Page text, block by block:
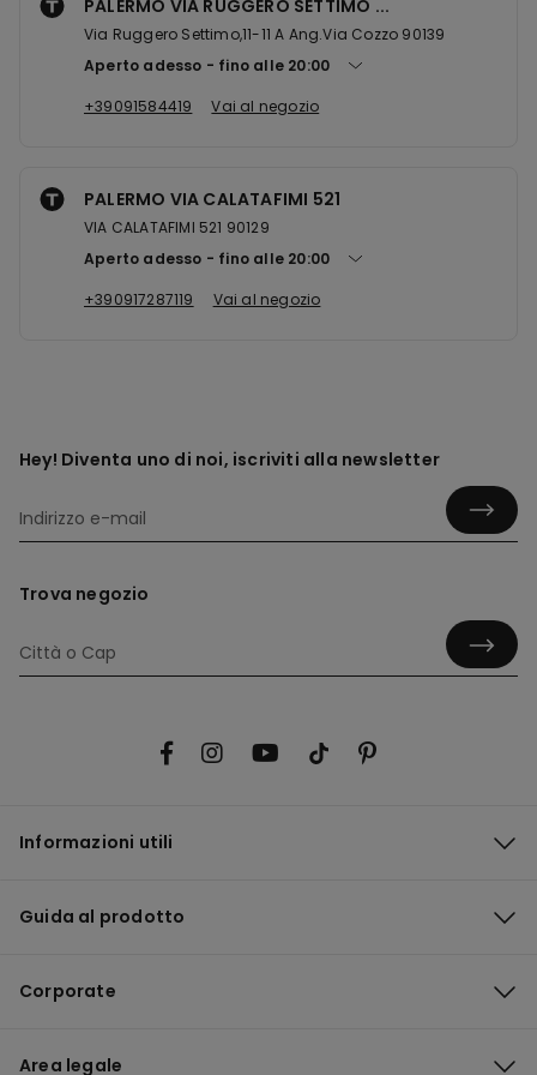
PALERMO VIA RUGGERO SETTIMO ...
Via Ruggero Settimo,11-11 A Ang.Via Cozzo 90139
Aperto adesso
fino alle 20:00
+39091584419
Vai al negozio
PALERMO VIA CALATAFIMI 521
VIA CALATAFIMI 521 90129
Aperto adesso
fino alle 20:00
+390917287119
Vai al negozio
Hey! Diventa uno di noi, iscriviti alla newsletter
Trova negozio
Informazioni utili
Guida al prodotto
Corporate
Area legale